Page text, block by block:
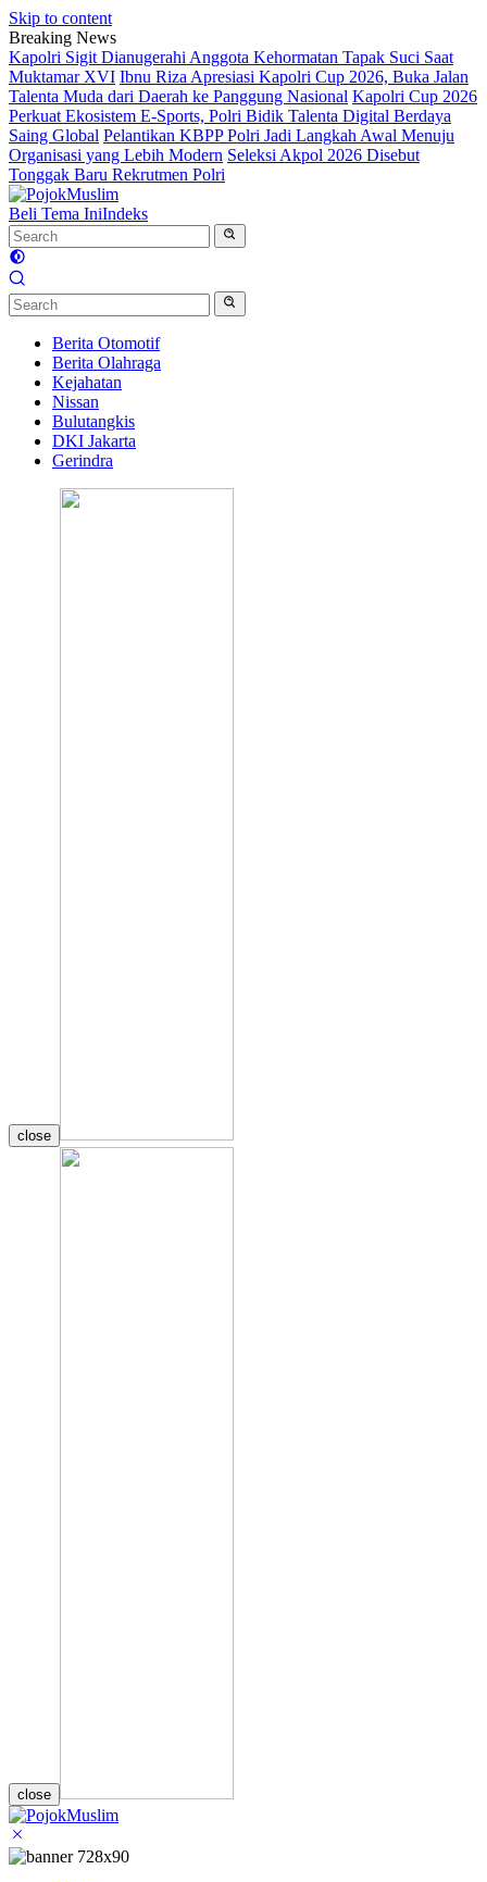
Skip to content
Breaking News
Kapolri Sigit Dianugerahi Anggota Kehormatan Tapak Suci Saat
Muktamar XVI Ibnu Riza Apresiasi Kapolri Cup 2026, Buka Jalan
Talenta Muda dari Daerah ke Panggung Nasional Kapolri Cup 2026
Perkuat Ekosistem E-Sports, Polri Bidik Talenta Digital Berdaya
Saing Global Pelantikan KBPP Polri Jadi Langkah Awal Menuju
Organisasi yang Lebih Modern Seleksi Akpol 2026 Disebut
Tonggak Baru Rekrutmen Polri
Beli Tema IniIndeks
Berita Otomotif
Berita Olahraga
Kejahatan
Nissan
Bulutangkis
DKI Jakarta
Gerindra
close
close